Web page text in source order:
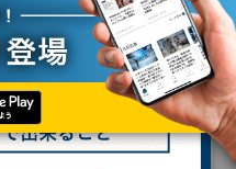
旧機能「Quick Machine
に新たな障害復旧機
」登場